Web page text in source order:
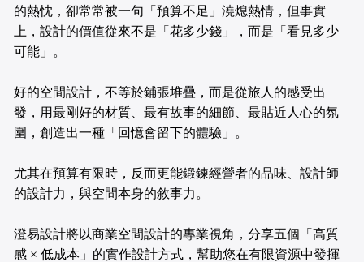
的熱忱，卻常常被一句「預算不足」澆熄熱情，但事實
上，設計的價值從來不是「花多少錢」，而是「看見多少
可能」。
好的空間設計，不等於鋪張堆疊，而是從旅人的感受出
發，用最剛好的材質、最有故事的細節、最貼近人心的氛
圍，創造出一種「回憶會留下的體驗」。
尤其在預算有限時，反而更能鍛鍊經營者的品味、設計師
的設計力，與空間本身的敘事力。
澄易設計將以商業空間設計的專業視角，分享五個「高質
感 × 低成本」的實作設計方式，幫助您在有限資源中發揮